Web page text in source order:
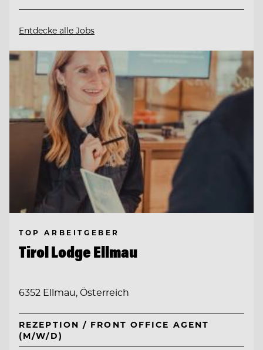
Entdecke alle Jobs
TOP ARBEITGEBER
Tirol Lodge Ellmau
6352 Ellmau, Österreich
REZEPTION / FRONT OFFICE AGENT
(M/W/D)